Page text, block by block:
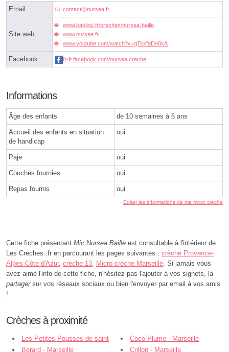
Email contactⓐnursea.fr
Site web
www.babilou.fr/creches/nursea-baille
www.nursea.fr
www.youtube.com/watch?v=qTsxfaDn8xA
Facebook fr-fr.facebook.com/nursea.creche
Informations
Âge des enfants de 10 semaines à 6 ans
Accueil des enfants en situation
de handicap
oui
Paje oui
Couches fournies oui
Repas fournis oui
Éditer les informations de ma micro crèche
Cette fiche présentant Mic Nursea Baille est consultable à l'intérieur de
Les Creches .fr en parcourant les pages suivantes : crèche Provence-
Alpes-Côte d'Azur, crèche 13 Micro crèche Marseille . Si jamais vous
avez aimé l'info de cette fiche, n'hésitez pas l'ajouter à vos signets, la
partagersur vos réseaux sociaux ou bien l'envoyer par email à vos amis
!
Crèches à proximité
Les Petites Pousses de saint
Pierre - Marseille
Coco Plume - Marseille
Berard - Marseille
Crillon - Marseille